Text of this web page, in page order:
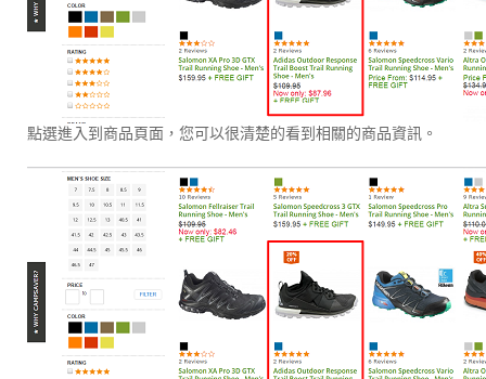
點選進入到商品頁面，您可以很清楚的看到相關的商品資訊。